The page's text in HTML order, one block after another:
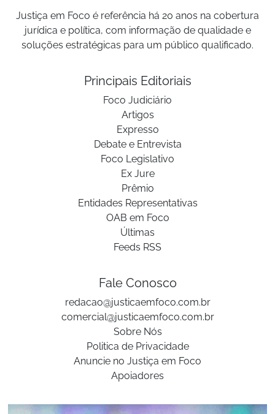
Justiça em Foco é referência há 20 anos na cobertura
jurídica e política, com informação de qualidade e
soluções estratégicas para um público qualificado.
Principais Editoriais
Foco Judiciário
Artigos
Expresso
Debate e Entrevista
Foco Legislativo
Ex Jure
Prêmio
Entidades Representativas
OAB em Foco
Últimas
Feeds RSS
Fale Conosco
redacao@justicaemfoco.com.br
comercial@justicaemfoco.com.br
Sobre Nós
Politica de Privacidade
Anuncie no Justiça em Foco
Apoiadores